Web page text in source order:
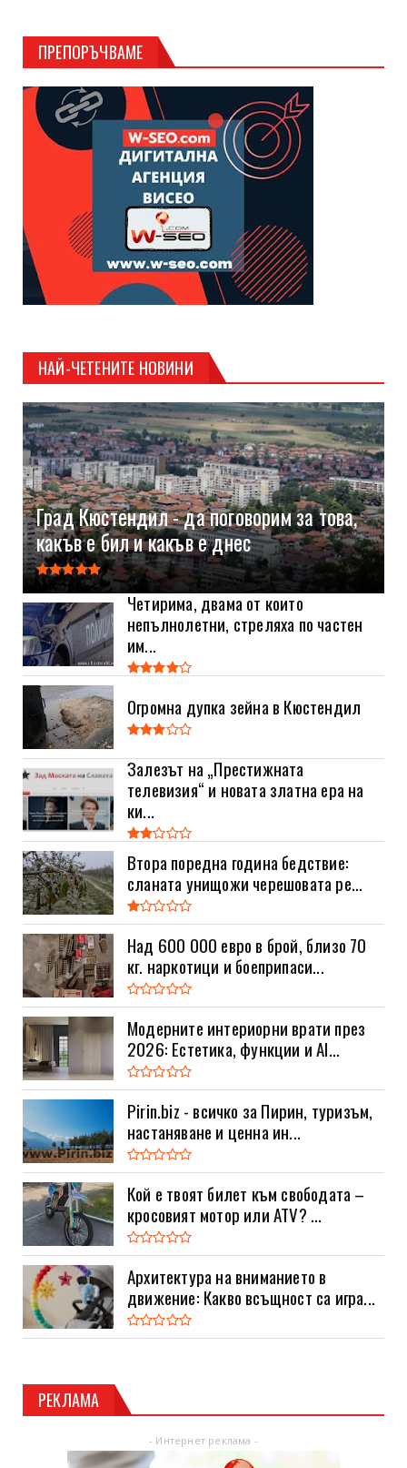
ПРЕПОРЪЧВАМЕ
НАЙ-ЧЕТЕНИТЕ НОВИНИ
Град Кюстендил - да поговорим за това,
какъв е бил и какъв е днес
Четирима, двама от които
непълнолетни, стреляха по частен
им...
Огромна дупка зейна в Кюстендил
Залезът на „Престижната
телевизия“ и новата златна ера на
ки...
Втора поредна година бедствие:
сланата унищожи черешовата ре...
Над 600 000 евро в брой, близо 70
кг. наркотици и боеприпаси...
Модерните интериорни врати през
2026: Естетика, функции и AI...
Pirin.biz - всичко за Пирин, туризъм,
настаняване и ценна ин...
Кой е твоят билет към свободата –
кросовият мотор или ATV? ...
Архитектура на вниманието в
движение: Какво всъщност са игра...
РЕКЛАМА
- Интернет реклама -